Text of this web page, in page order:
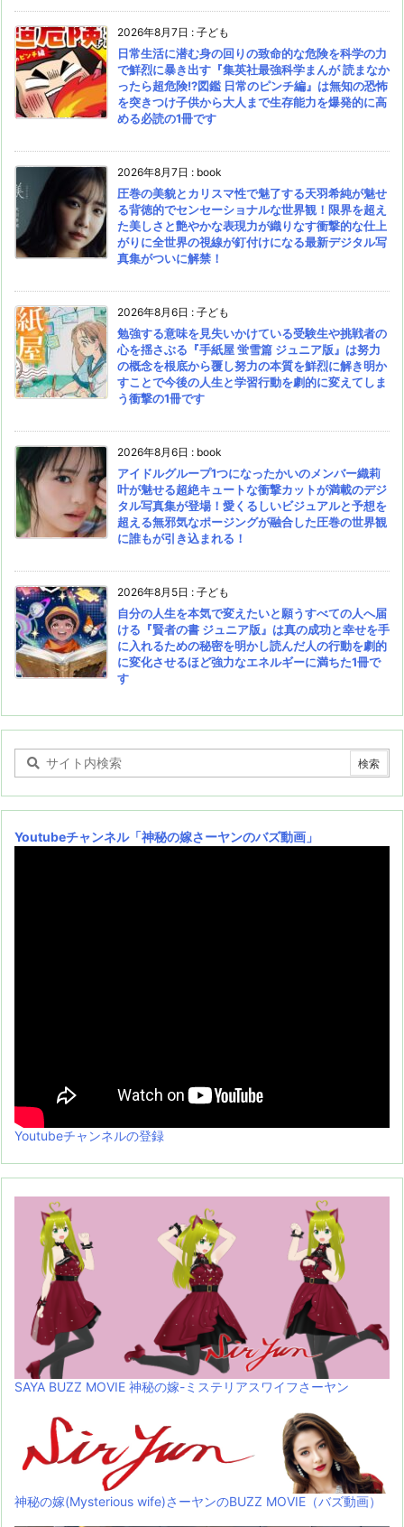
2026年8月7日 : 子ども
日常生活に潜む身の回りの致命的な危険を科学の力
で鮮烈に暴き出す『集英社最強科学まんが 読まなか
ったら超危険!?図鑑 日常のピンチ編』は無知の恐怖
を突きつけ子供から大人まで生存能力を爆発的に高
める必読の1冊です
2026年8月7日 : book
圧巻の美貌とカリスマ性で魅了する天羽希純が魅せ
る背徳的でセンセーショナルな世界観！限界を超え
た美しさと艶やかな表現力が織りなす衝撃的な仕上
がりに全世界の視線が釘付けになる最新デジタル写
真集がついに解禁！
2026年8月6日 : 子ども
勉強する意味を見失いかけている受験生や挑戦者の
心を揺さぶる『手紙屋 蛍雪篇 ジュニア版』は努力
の概念を根底から覆し努力の本質を鮮烈に解き明か
すことで今後の人生と学習行動を劇的に変えてしま
う衝撃の1冊です
2026年8月6日 : book
アイドルグループ1つになったかいのメンバー織莉
叶が魅せる超絶キュートな衝撃カットが満載のデジ
タル写真集が登場！愛くるしいビジュアルと予想を
超える無邪気なポージングが融合した圧巻の世界観
に誰もが引き込まれる！
2026年8月5日 : 子ども
自分の人生を本気で変えたいと願うすべての人へ届
ける『賢者の書 ジュニア版』は真の成功と幸せを手
に入れるための秘密を明かし読んだ人の行動を劇的
に変化させるほど強力なエネルギーに満ちた1冊で
す
Youtubeチャンネル「神秘の嫁さーヤンのバズ動画」
Youtubeチャンネルの登録
SAYA BUZZ MOVIE 神秘の嫁-ミステリアスワイフさーヤン
神秘の嫁(Mysterious wife)さーヤンのBUZZ MOVIE（バズ動画）